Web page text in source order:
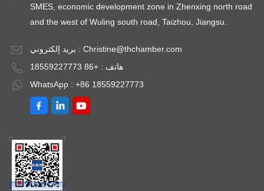
SMES, economic development zone in Zhenxing north road
and the west of Wuling south road, Taizhou, Jiangsu.
بريد إلكتروني : Christine@thchamber.com
هاتف : +86 18559227773
WhatsApp : +86 18559227773